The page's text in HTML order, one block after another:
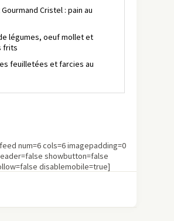
Cristel : pain au
légumes, oeuf mollet et
frits
feuilletées et farcies au
num=6 cols=6 imagepadding=0
showbutton=false
disablemobile=true]